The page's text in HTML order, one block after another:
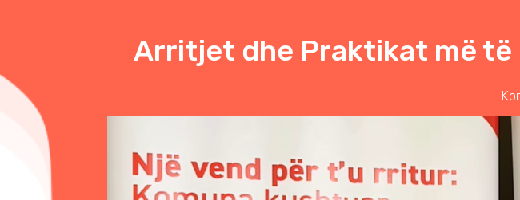
Arritjet dhe Praktikat më të